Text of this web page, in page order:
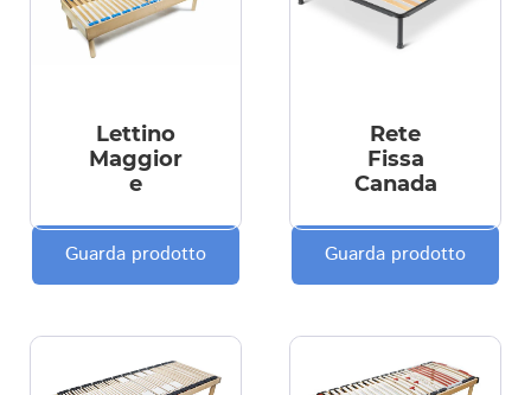
Lettino
Maggior
e
Guarda prodotto
Rete
Fissa
Canada
Guarda prodotto